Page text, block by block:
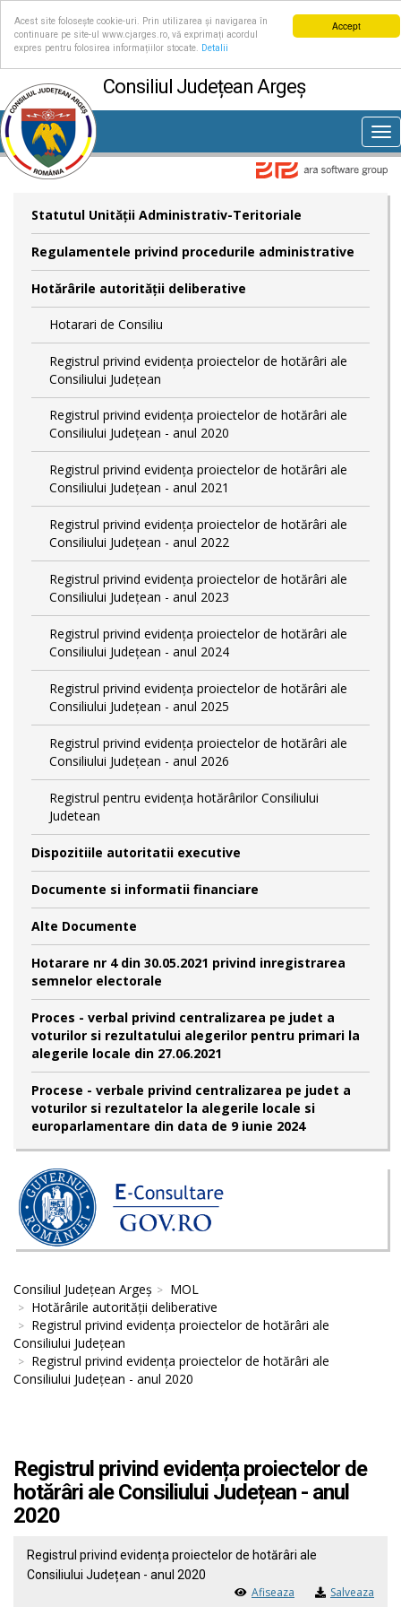
Accept
Acest site folosește cookie-uri. Prin utilizarea și navigarea în
continuare pe site-ul www.cjarges.ro, vă exprimați acordul
expres pentru folosirea informațiilor stocate.
Detalii
Consiliul Județean Argeș
Statutul Unităţii Administrativ-Teritoriale
Regulamentele privind procedurile administrative
Hotărârile autorităţii deliberative
Hotarari de Consiliu
Registrul privind evidența proiectelor de hotărâri ale
Consiliului Județean
Registrul privind evidența proiectelor de hotărâri ale
Consiliului Județean - anul 2020
Registrul privind evidența proiectelor de hotărâri ale
Consiliului Județean - anul 2021
Registrul privind evidența proiectelor de hotărâri ale
Consiliului Județean - anul 2022
Registrul privind evidența proiectelor de hotărâri ale
Consiliului Județean - anul 2023
Registrul privind evidența proiectelor de hotărâri ale
Consiliului Județean - anul 2024
Registrul privind evidența proiectelor de hotărâri ale
Consiliului Județean - anul 2025
Registrul privind evidența proiectelor de hotărâri ale
Consiliului Județean - anul 2026
Registrul pentru evidența hotărârilor Consiliului
Judetean
Dispozitiile autoritatii executive
Documente si informatii financiare
Alte Documente
Hotarare nr 4 din 30.05.2021 privind inregistrarea
semnelor electorale
Proces - verbal privind centralizarea pe judet a
voturilor si rezultatului alegerilor pentru primari la
alegerile locale din 27.06.2021
Procese - verbale privind centralizarea pe judet a
voturilor si rezultatelor la alegerile locale si
europarlamentare din data de 9 iunie 2024
Consiliul Județean Argeș
MOL
Hotărârile autorităţii deliberative
Registrul privind evidența proiectelor de hotărâri ale
Consiliului Județean
Registrul privind evidența proiectelor de hotărâri ale
Consiliului Județean - anul 2020
Registrul privind evidența proiectelor de
hotărâri ale Consiliului Județean - anul
2020
Registrul privind evidența proiectelor de hotărâri ale
Consiliului Județean - anul 2020
Afiseaza Salveaza